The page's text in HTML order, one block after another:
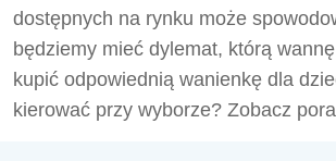
dostępnych na rynku może
będziemy mieć dylemat, którą
kupić odpowiednią wanienkę dla
kierować przy wyborze? Zobacz